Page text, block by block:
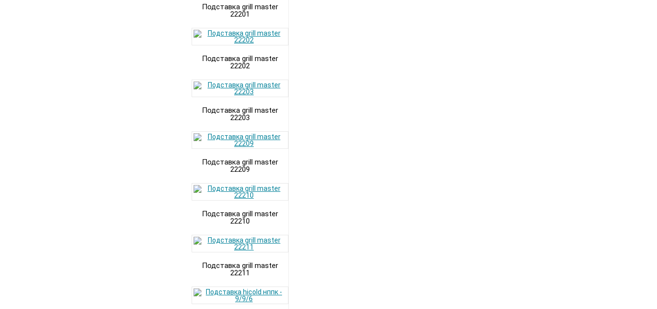
Подставка grill master
22201
Подставка grill master
22202
Подставка grill master
22203
Подставка grill master
22209
Подставка grill master
22210
Подставка grill master
22211